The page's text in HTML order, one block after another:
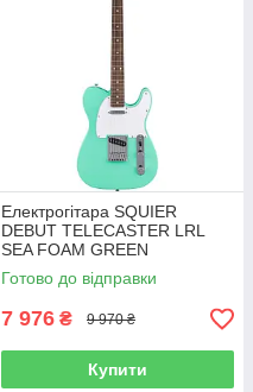
Електрогітара SQUIER
DEBUT TELECASTER LRL
SEA FOAM GREEN
Готово до відправки
7 976 ₴ 9 970 ₴
Купити